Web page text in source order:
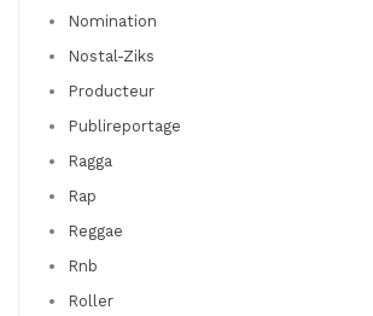
Nomination
Nostal-Ziks
Producteur
Publireportage
Ragga
Rap
Reggae
Rnb
Roller